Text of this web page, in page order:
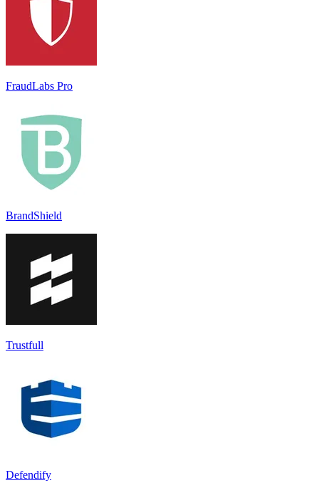
FraudLabs Pro
BrandShield
Trustfull
Defendify